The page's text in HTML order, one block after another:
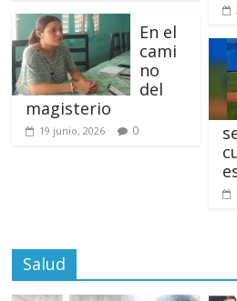
En el
cami
no
del
magisterio
19 junio, 2026 0
Salud